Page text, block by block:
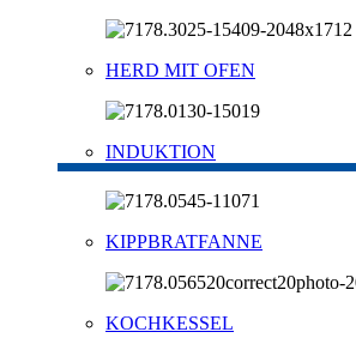
HERD MIT OFEN
INDUKTION
KIPPBRATFANNE
KOCHKESSEL